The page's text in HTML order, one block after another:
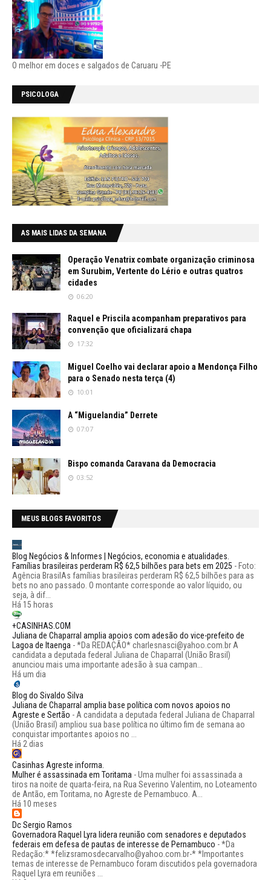
O melhor em doces e salgados de Caruaru -PE
PSICOLOGA
AS MAIS LIDAS DA SEMANA
Operação Venatrix combate organização criminosa
em Surubim, Vertente do Lério e outras quatros
cidades
06:20
Raquel e Priscila acompanham preparativos para
convenção que oficializará chapa
17:32
Miguel Coelho vai declarar apoio a Mendonça Filho
para o Senado nesta terça (4)
10:01
A “Miguelandia” Derrete
07:07
Bispo comanda Caravana da Democracia
03:52
MEUS BLOGS FAVORITOS
Blog Negócios & Informes | Negócios, economia e atualidades.
Famílias brasileiras perderam R$ 62,5 bilhões para bets em 2025 - Foto:
Agência BrasilAs famílias brasileiras perderam R$ 62,5 bilhões para as
bets no ano passado. O montante corresponde ao valor líquido, ou
seja, à dif...
Há 15 horas
+CASINHAS.COM
Juliana de Chaparral amplia apoios com adesão do vice-prefeito de
Lagoa de Itaenga -*Da REDAÇÃO* charlesnasci@yahoo.com.br A
candidata a deputada federal Juliana de Chaparral (União Brasil)
anunciou mais uma importante adesão à sua campan...
Há um dia
Blog do Sivaldo Silva
Juliana de Chaparral amplia base política com novos apoios no
Agreste e Sertão - A candidata a deputada federal Juliana de Chaparral
(União Brasil) ampliou sua base política no último fim de semana ao
conquistar importantes apoios no ...
Há 2 dias
Casinhas Agreste informa.
Mulher é assassinada em Toritama -Uma mulher foi assassinada a
tiros na noite de quarta-feira, na Rua Severino Valentim, no Loteamento
de Antão, em Toritama, no Agreste de Pernambuco. A...
Há 10 meses
Dc Sergio Ramos
Governadora Raquel Lyra lidera reunião com senadores e deputados
federais em defesa de pautas de interesse de Pernambuco -*Da
Redação:* *felizsramosdecarvalho@yahoo.com.br-* *Importantes
temas de interesse de Pernambuco foram discutidos pela governadora
Raquel Lyra em reuniões ...